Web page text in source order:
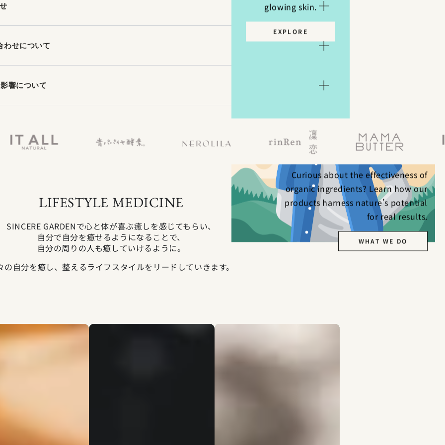
glowing skin.
EXPLORE
ORGANIC INGREDIENTS?
Curious about the effectiveness of
organic ingredients? Learn how our
products harness nature’s potential
for real results.
WHAT WE DO
わせについて
響について
LIFESTYLE MEDICINE
SINCERE GARDENで心と体が喜ぶ癒しを感じてもらい、
自分で自分を癒せるようになることで、
自分の周りの人も癒していけるように。
の自分を癒し、整えるライフスタイルをリードしていきます。